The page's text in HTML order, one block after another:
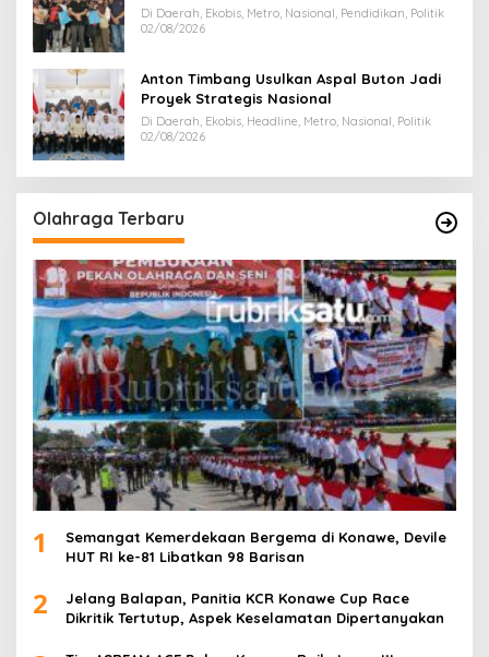
Di Daerah, Ekobis, Metro, Nasional, Pendidikan, Politik
02/08/2026
Anton Timbang Usulkan Aspal Buton Jadi
Proyek Strategis Nasional
Di Daerah, Ekobis, Headline, Metro, Nasional, Politik
02/08/2026
Olahraga Terbaru
1
Semangat Kemerdekaan Bergema di Konawe, Devile
HUT RI ke-81 Libatkan 98 Barisan
2
Jelang Balapan, Panitia KCR Konawe Cup Race
Dikritik Tertutup, Aspek Keselamatan Dipertanyakan